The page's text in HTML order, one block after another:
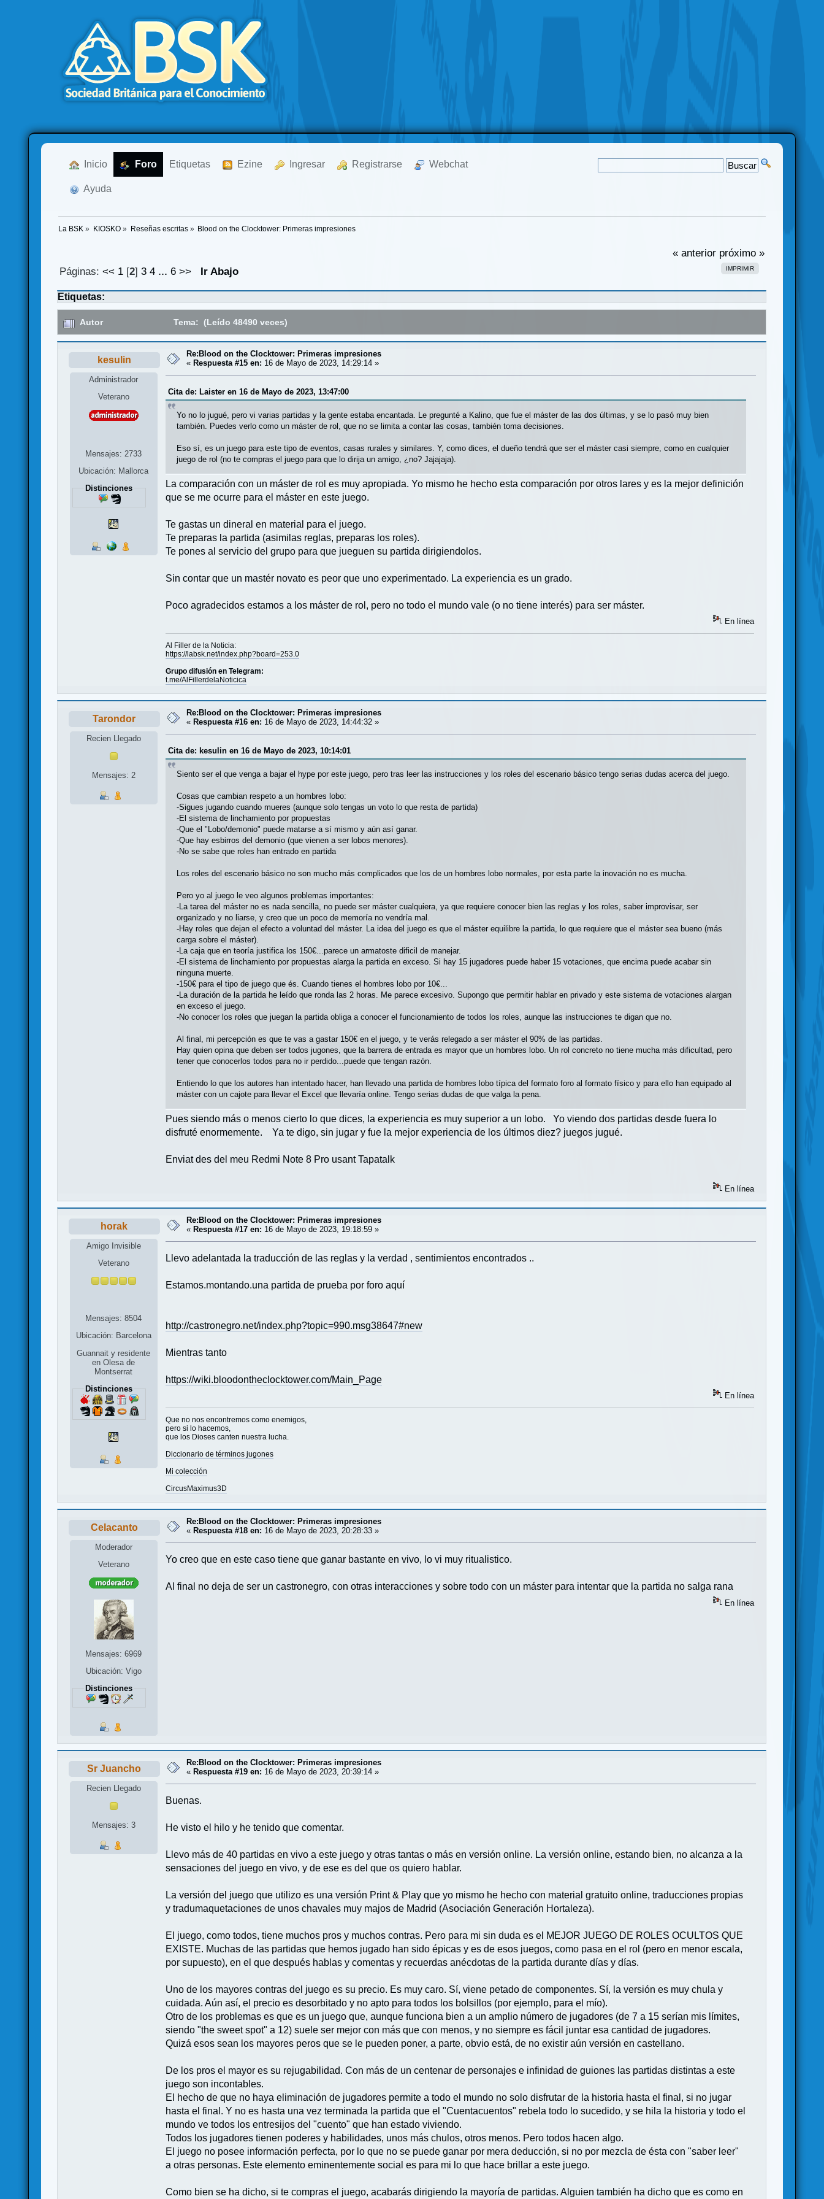
Inicio Foro Etiquetas Ezine Ingresar Registrarse Webchat
Ayuda
La BSK » KIOSKO» Reseñas escritas» Blood on the Clocktower: Primeras impresiones
« anterior próximo »
IMPRIMIR
Páginas: << 1[2] 3 4 ... 6 >> Ir Abajo
Etiquetas:
Autor Tema: (Leído 48490 veces)
kesulin
Administrador
Veterano
Mensajes: 2733
Ubicación: Mallorca
Distinciones
Re:Blood on the Clocktower: Primeras impresiones
« Respuesta #15 en: 16 de Mayo de 2023, 14:29:14 »
Cita de: Laister en 16 de Mayo de 2023, 13:47:00
Yo no lo jugué, pero vi varias partidas y la gente estaba encantada. Le pregunté a Kalino, que fue el máster de las dos últimas, y se lo pasó muy bien
también. Puedes verlo como un máster de rol, que no se limita a contar las cosas, también toma decisiones.
Eso sí, es un juego para este tipo de eventos, casas rurales y similares. Y, como dices, el dueño tendrá que ser el máster casi siempre, como en cualquier
juego de rol (no te compras el juego para que lo dirija un amigo, ¿no? Jajajaja).
La comparación con un máster de rol es muy apropiada. Yo mismo he hecho esta comparación por otros lares y es la mejor definición
que se me ocurre para el máster en este juego.
Te gastas un dineral en material para el juego.
Te preparas la partida (asimilas reglas, preparas los roles).
Te pones al servicio del grupo para que jueguen su partida dirigiendolos.
Sin contar que un mastér novato es peor que uno experimentado. La experiencia es un grado.
Poco agradecidos estamos a los máster de rol, pero no todo el mundo vale (o no tiene interés) para ser máster.
En línea
Al Filler de la Noticia:
https://labsk.net/index.php?board=253.0
Grupo difusión en Telegram:
t.me/AlFillerdelaNoticica
Tarondor
Recien Llegado
Mensajes: 2
Re:Blood on the Clocktower: Primeras impresiones
« Respuesta #16 en: 16 de Mayo de 2023, 14:44:32 »
Cita de: kesulin en 16 de Mayo de 2023, 10:14:01
Siento ser el que venga a bajar el hype por este juego, pero tras leer las instrucciones y los roles del escenario básico tengo serias dudas acerca del juego.
Cosas que cambian respeto a un hombres lobo:
-Sigues jugando cuando mueres (aunque solo tengas un voto lo que resta de partida)
-El sistema de linchamiento por propuestas
-Que el "Lobo/demonio" puede matarse a sí mismo y aún así ganar.
-Que hay esbirros del demonio (que vienen a ser lobos menores).
-No se sabe que roles han entrado en partida
Los roles del escenario básico no son mucho más complicados que los de un hombres lobo normales, por esta parte la inovación no es mucha.
Pero yo al juego le veo algunos problemas importantes:
-La tarea del máster no es nada sencilla, no puede ser máster cualquiera, ya que requiere conocer bien las reglas y los roles, saber improvisar, ser
organizado y no liarse, y creo que un poco de memoría no vendría mal.
-Hay roles que dejan el efecto a voluntad del máster. La idea del juego es que el máster equilibre la partida, lo que requiere que el máster sea bueno (más
carga sobre el máster).
-La caja que en teoría justifica los 150€...parece un armatoste dificil de manejar.
-El sistema de linchamiento por propuestas alarga la partida en exceso. Si hay 15 jugadores puede haber 15 votaciones, que encima puede acabar sin
ninguna muerte.
-150€ para el tipo de juego que és. Cuando tienes el hombres lobo por 10€...
-La duración de la partida he leído que ronda las 2 horas. Me parece excesivo. Supongo que permitir hablar en privado y este sistema de votaciones alargan
en exceso el juego.
-No conocer los roles que juegan la partida obliga a conocer el funcionamiento de todos los roles, aunque las instrucciones te digan que no.
Al final, mi percepción es que te vas a gastar 150€ en el juego, y te verás relegado a ser máster el 90% de las partidas.
Hay quien opina que deben ser todos jugones, que la barrera de entrada es mayor que un hombres lobo. Un rol concreto no tiene mucha más dificultad, pero
tener que conocerlos todos para no ir perdido...puede que tengan razón.
Entiendo lo que los autores han intentado hacer, han llevado una partida de hombres lobo típica del formato foro al formato físico y para ello han equipado al
máster con un cajote para llevar el Excel que llevaría online. Tengo serias dudas de que valga la pena.
Pues siendo más o menos cierto lo que dices, la experiencia es muy superior a un lobo. Yo viendo dos partidas desde fuera lo
disfruté enormemente. Ya te digo, sin jugar y fue la mejor experiencia de los últimos diez? juegos jugué.
Enviat des del meu Redmi Note 8 Pro usant Tapatalk
En línea
horak
Amigo Invisible
Veterano
Mensajes: 8504
Ubicación: Barcelona
Guannait y residente
en Olesa de
Montserrat
Distinciones
Re:Blood on the Clocktower: Primeras impresiones
« Respuesta #17 en: 16 de Mayo de 2023, 19:18:59 »
Llevo adelantada la traducción de las reglas y la verdad , sentimientos encontrados ..
Estamos.montando.una partida de prueba por foro aquí
http://castronegro.net/index.php?topic=990.msg38647#new
Mientras tanto
https://wiki.bloodontheclocktower.com/Main_Page
En línea
Que no nos encontremos como enemigos,
pero si lo hacemos,
que los Dioses canten nuestra lucha.
Diccionario de términos jugones
Mi colección
CircusMaximus3D
Celacanto
Moderador
Veterano
Mensajes: 6969
Ubicación: Vigo
Distinciones
Re:Blood on the Clocktower: Primeras impresiones
« Respuesta #18 en: 16 de Mayo de 2023, 20:28:33 »
Yo creo que en este caso tiene que ganar bastante en vivo, lo vi muy ritualistico.
Al final no deja de ser un castronegro, con otras interacciones y sobre todo con un máster para intentar que la partida no salga rana
En línea
Sr Juancho
Recien Llegado
Mensajes: 3
Re:Blood on the Clocktower: Primeras impresiones
« Respuesta #19 en: 16 de Mayo de 2023, 20:39:14 »
Buenas.
He visto el hilo y he tenido que comentar.
Llevo más de 40 partidas en vivo a este juego y otras tantas o más en versión online. La versión online, estando bien, no alcanza a la
sensaciones del juego en vivo, y de ese es del que os quiero hablar.
La versión del juego que utilizo es una versión Print & Play que yo mismo he hecho con material gratuito online, traducciones propias
y tradumaquetaciones de unos chavales muy majos de Madrid (Asociación Generación Hortaleza).
El juego, como todos, tiene muchos pros y muchos contras. Pero para mi sin duda es el MEJOR JUEGO DE ROLES OCULTOS QUE
EXISTE. Muchas de las partidas que hemos jugado han sido épicas y es de esos juegos, como pasa en el rol (pero en menor escala,
por supuesto), en el que después hablas y comentas y recuerdas anécdotas de la partida durante días y días.
Uno de los mayores contras del juego es su precio. Es muy caro. Sí, viene petado de componentes. Sí, la versión es muy chula y
cuidada. Aún así, el precio es desorbitado y no apto para todos los bolsillos (por ejemplo, para el mío).
Otro de los problemas es que es un juego que, aunque funciona bien a un amplio número de jugadores (de 7 a 15 serían mis límites,
siendo "the sweet spot" a 12) suele ser mejor con más que con menos, y no siempre es fácil juntar esa cantidad de jugadores.
Quizá esos sean los mayores peros que se le pueden poner, a parte, obvio está, de no existir aún versión en castellano.
De los pros el mayor es su rejugabilidad. Con más de un centenar de personajes e infinidad de guiones las partidas distintas a este
juego son incontables.
El hecho de que no haya eliminación de jugadores permite a todo el mundo no solo disfrutar de la historia hasta el final, si no jugar
hasta el final. Y no es hasta una vez terminada la partida que el "Cuentacuentos" rebela todo lo sucedido, y se hila la historia y todo el
mundo ve todos los entresijos del "cuento" que han estado viviendo.
Todos los jugadores tienen poderes y habilidades, unos más chulos, otros menos. Pero todos hacen algo.
El juego no posee información perfecta, por lo que no se puede ganar por mera deducción, si no por mezcla de ésta con "saber leer"
a otras personas. Este elemento eminentemente social es para mi lo que hace brillar a este juego.
Como bien se ha dicho, si te compras el juego, acabarás dirigiendo la mayoría de partidas. Alguien también ha dicho que es como en